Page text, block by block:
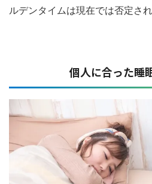
ルデンタイムは現在では否定さ
個人に合った睡